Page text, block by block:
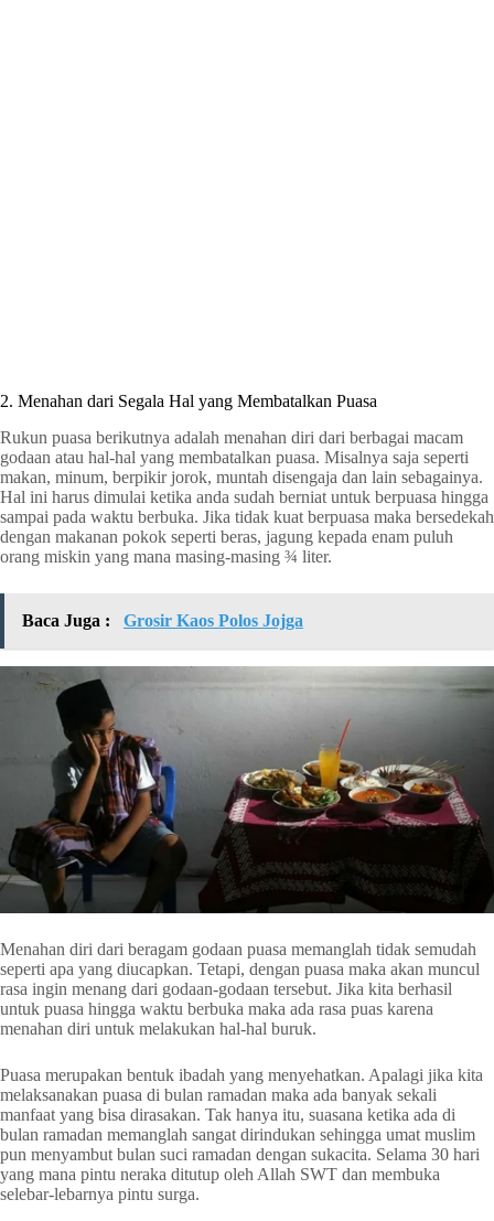
2. Menahan dari Segala Hal yang Membatalkan Puasa
Rukun puasa berikutnya adalah menahan diri dari berbagai macam
godaan atau hal-hal yang membatalkan puasa. Misalnya saja seperti
makan, minum, berpikir jorok, muntah disengaja dan lain sebagainya.
Hal ini harus dimulai ketika anda sudah berniat untuk berpuasa hingga
sampai pada waktu berbuka. Jika tidak kuat berpuasa maka bersedekah
dengan makanan pokok seperti beras, jagung kepada enam puluh
orang miskin yang mana masing-masing ¾ liter.
Baca Juga : Grosir Kaos Polos Jojga
Menahan diri dari beragam godaan puasa memanglah tidak semudah
seperti apa yang diucapkan. Tetapi, dengan puasa maka akan muncul
rasa ingin menang dari godaan-godaan tersebut. Jika kita berhasil
untuk puasa hingga waktu berbuka maka ada rasa puas karena
menahan diri untuk melakukan hal-hal buruk.
Puasa merupakan bentuk ibadah yang menyehatkan. Apalagi jika kita
melaksanakan puasa di bulan ramadan maka ada banyak sekali
manfaat yang bisa dirasakan. Tak hanya itu, suasana ketika ada di
bulan ramadan memanglah sangat dirindukan sehingga umat muslim
pun menyambut bulan suci ramadan dengan sukacita. Selama 30 hari
yang mana pintu neraka ditutup oleh Allah SWT dan membuka
selebar-lebarnya pintu surga.